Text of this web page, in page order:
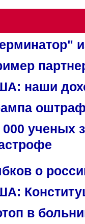
наши
000 ученых
о
в